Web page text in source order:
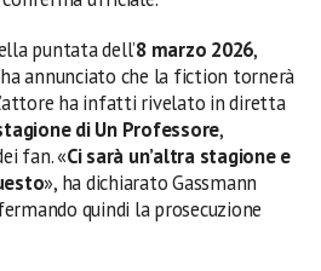
puntata dell’8 marzo 2026,
annunciato che la fiction tornerà
ha infatti rivelato in diretta
di Un Professore,
fan. «Ci sarà un’altra stagione e
», ha dichiarato Gassmann
quindi la prosecuzione